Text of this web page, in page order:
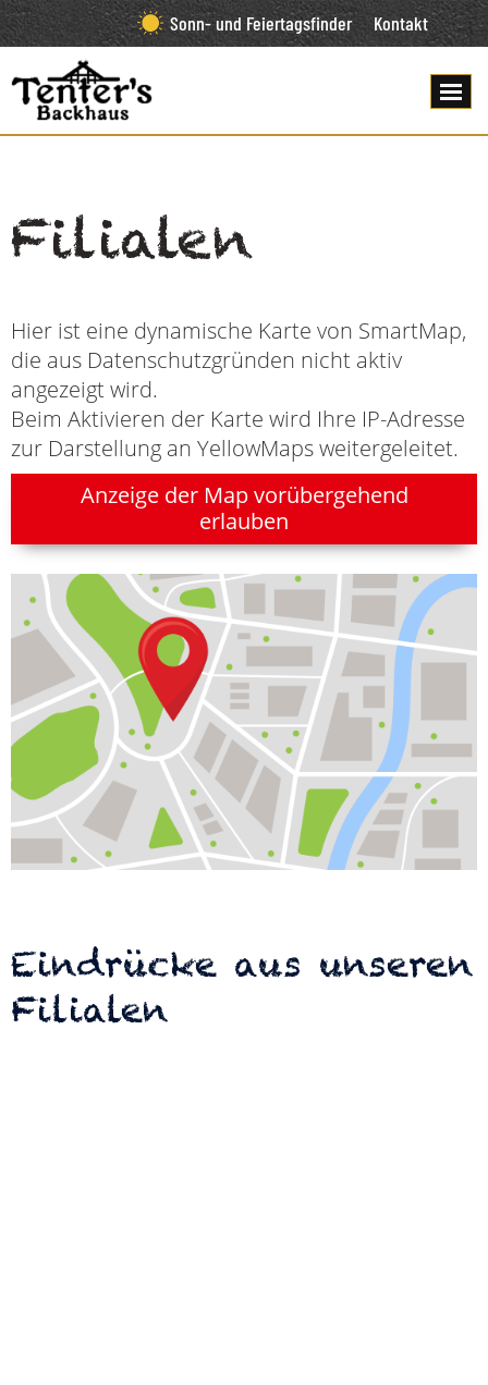
Sonn- und Feiertagsfinder Kontakt
Filialen
Hier ist eine dynamische Karte von SmartMap,
die aus Datenschutzgründen nicht aktiv
angezeigt wird.
Beim Aktivieren der Karte wird Ihre IP-Adresse
zur Darstellung an YellowMaps weitergeleitet.
Anzeige der Map vorübergehend
erlauben
Eindrücke aus unseren
Filialen